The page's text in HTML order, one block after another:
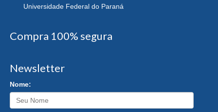
Universidade Federal do Paraná
Compra 100% segura
Newsletter
Nome: